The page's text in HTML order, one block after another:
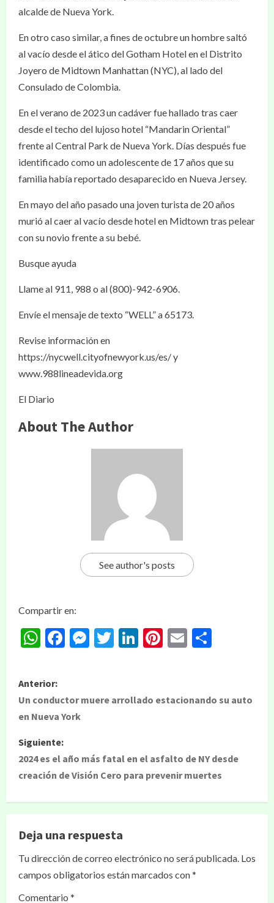
alcalde de Nueva York.
En otro caso similar, a fines de octubre un hombre saltó
al vacío desde el ático del Gotham Hotel en el Distrito
Joyero de Midtown Manhattan (NYC), al lado del
Consulado de Colombia.
En el verano de 2023 un cadáver fue hallado tras caer
desde el techo del lujoso hotel “Mandarin Oriental”
frente al Central Park de Nueva York. Días después fue
identificado como un adolescente de 17 años que su
familia había reportado desaparecido en Nueva Jersey.
En mayo del año pasado una joven turista de 20 años
murió al caer al vacío desde hotel en Midtown tras pelear
con su novio frente a su bebé.
Busque ayuda
Llame al 911, 988 o al (800)-942-6906.
Envíe el mensaje de texto “WELL” a 65173.
Revise información en
https://nycwell.cityofnewyork.us/es/ y
www.988lineadevida.org
El Diario
About The Author
See author's posts
Compartir en:
WhatsApp
Facebook
Messenger
Twitter
LinkedIn
Pinterest
Email
Anterior:
Un conductor muere arrollado estacionando su auto
en Nueva York
Siguiente:
2024 es el año más fatal en el asfalto de NY desde
creación de Visión Cero para prevenir muertes
Deja una respuesta
Tu dirección de correo electrónico no será publicada. Los
campos obligatorios están marcados con*
Comentario *